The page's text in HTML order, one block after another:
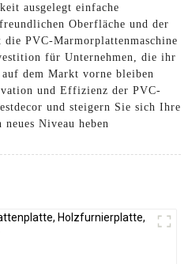
ausgelegt einfache
Oberfläche und der
PVC-Marmorplattenmaschine
für Unternehmen, die ihr
dem Markt vorne bleiben
und Effizienz der PVC-
und steigern Sie sich Ihre
Niveau heben